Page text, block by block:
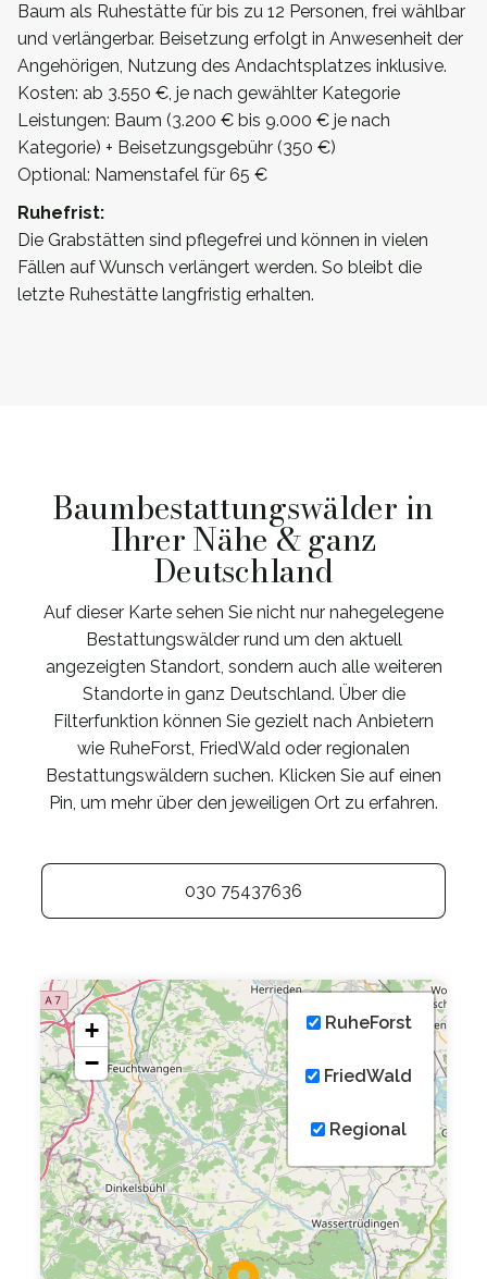
Baum als Ruhestätte für bis zu 12 Personen, frei wählbar
und verlängerbar. Beisetzung erfolgt in Anwesenheit der
Angehörigen, Nutzung des Andachtsplatzes inklusive.
Kosten: ab 3.550 €, je nach gewählter Kategorie
Leistungen: Baum (3.200 € bis 9.000 € je nach
Kategorie) + Beisetzungsgebühr (350 €)
Optional: Namenstafel für 65 €
Ruhefrist:
Die Grabstätten sind pflegefrei und können in vielen
Fällen auf Wunsch verlängert werden. So bleibt die
letzte Ruhestätte langfristig erhalten.
Baumbestattungswälder in
Ihrer Nähe & ganz
Deutschland
Auf dieser Karte sehen Sie nicht nur nahegelegene
Bestattungswälder rund um den aktuell
angezeigten Standort, sondern auch alle weiteren
Standorte in ganz Deutschland. Über die
Filterfunktion können Sie gezielt nach Anbietern
wie RuheForst, FriedWald oder regionalen
Bestattungswäldern suchen. Klicken Sie auf einen
Pin, um mehr über den jeweiligen Ort zu erfahren.
030 75437636
+
−
RuheForst
FriedWald
Regional